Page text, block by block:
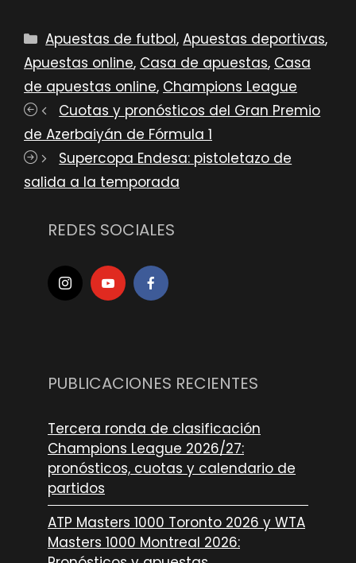
Categorías
Apuestas de futbol,Apuestas deportivas,
Apuestas online, Casa de apuestas, Casa
de apuestas online, Champions League
Cuotas y pronósticos del Gran Premio
de Azerbaiyán de Fórmula 1
Supercopa Endesa: pistoletazo de
salida a la temporada
REDES SOCIALES
PUBLICACIONES RECIENTES
Tercera ronda de clasificación
Champions League 2026/27:
pronósticos, cuotas y calendario de
partidos
ATP Masters 1000 Toronto 2026 y WTA
Masters 1000 Montreal 2026: